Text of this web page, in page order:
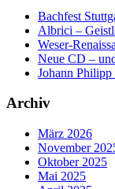
Bachfest
Albrici –
Weser-
Neue CD –
Johann
Archiv
März 2026
November
Oktober 2025
Mai 2025